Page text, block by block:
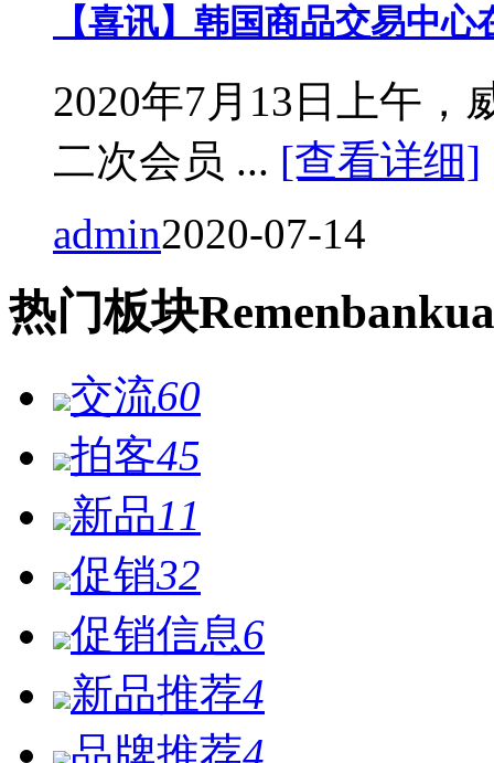
【喜讯】韩国商品交易中
2020年7月13日上午，
二次会员 ... [查看详细]
admin2020-07-14
热门板块Remen
交流60
拍客45
新品11
促销32
促销信息6
新品推荐4
品牌推荐4